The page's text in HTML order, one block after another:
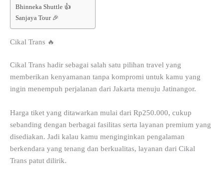
Bhinneka Shuttle 👍
Sanjaya Tour 🎉
Cikal Trans 🔥
Cikal Trans hadir sebagai salah satu pilihan travel yang
memberikan kenyamanan tanpa kompromi untuk kamu yang
ingin menempuh perjalanan dari Jakarta menuju Jatinangor.
Harga tiket yang ditawarkan mulai dari Rp250.000, cukup
sebanding dengan berbagai fasilitas serta layanan premium yang
disediakan. Jadi kalau kamu menginginkan pengalaman
berkendara yang tenang dan berkualitas, layanan dari Cikal
Trans patut dilirik.